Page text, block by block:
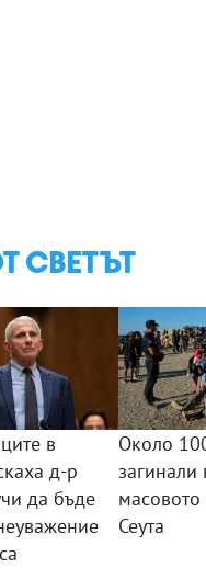
СВЕТЪТ
в
д-р
да бъде
Около
масовото
Сеута